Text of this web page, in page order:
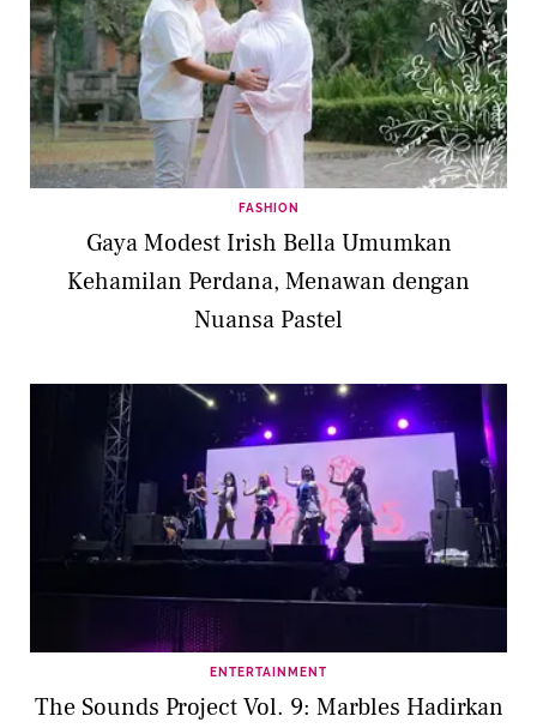
FASHION
Gaya Modest Irish Bella Umumkan
Kehamilan Perdana, Menawan dengan
Nuansa Pastel
ENTERTAINMENT
The Sounds Project Vol. 9: Marbles Hadirkan